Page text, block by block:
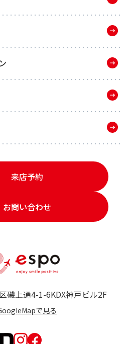
来店予約
お問い合わせ
磯上通4-1-6KDX神戸ビル2F
で見る